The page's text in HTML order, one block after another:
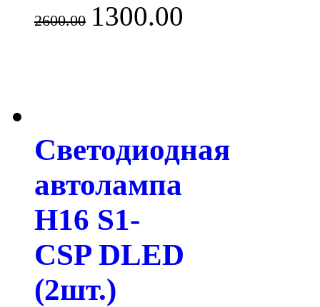
2600.00 1300.00
Светодиодная
автолампа
H16 S1-
CSP DLED
(2шт.)